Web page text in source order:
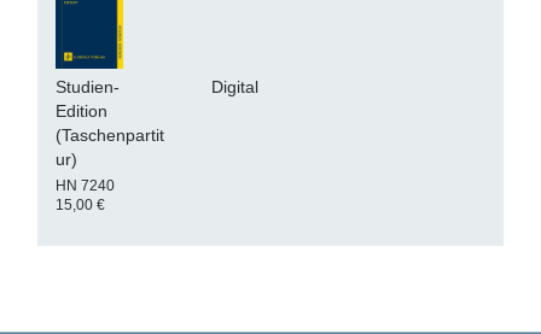
Studien-
Edition
(Taschenpartit
ur)
HN 7240
15,00 €
Digital